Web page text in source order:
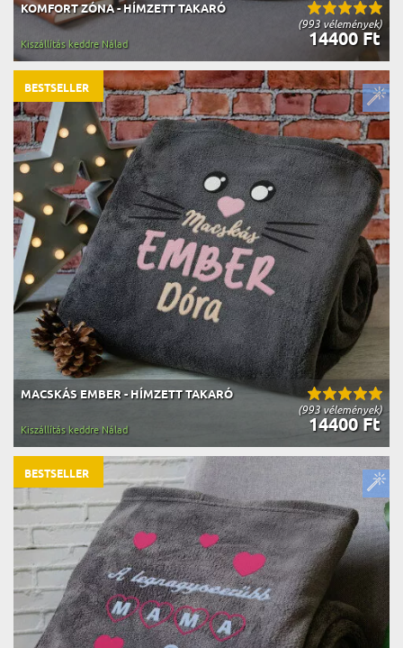
(993 vélemények)
KOMFORT ZÓNA - HÍMZETT TAKARÓ
14400 Ft
Kiszállítás keddre Nálad
(993 vélemények)
MACSKÁS EMBER - HÍMZETT TAKARÓ
14400 Ft
Kiszállítás keddre Nálad
BESTSELLER
BESTSELLER